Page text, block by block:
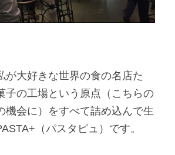
が大好きな世界の食の名店た
子の工場という原点（こちらの
機会に）をすべて詰め込んで生
（パスタピュ）です。